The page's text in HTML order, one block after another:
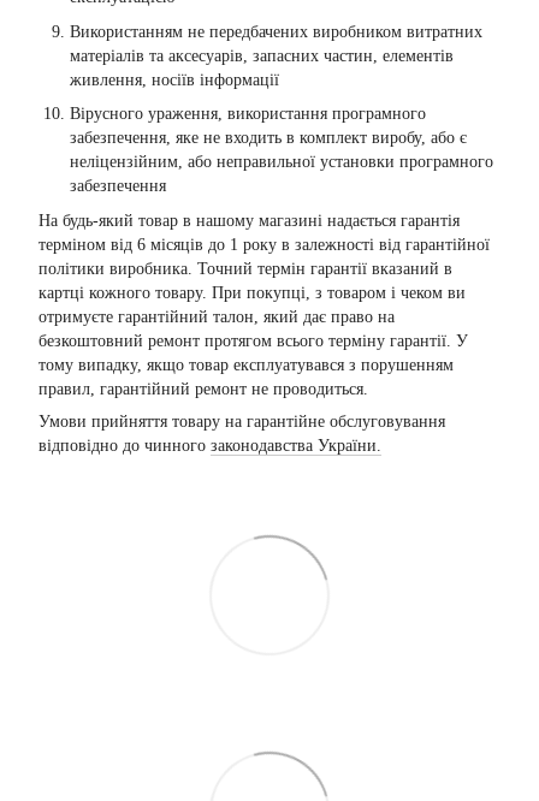
Використанням не передбачених виробником витратних
матеріалів та аксесуарів, запасних частин, елементів
живлення, носіїв інформації
Вірусного ураження, використання програмного
забезпечення, яке не входить в комплект виробу, або є
неліцензійним, або неправильної установки програмного
забезпечення
На будь-який товар в нашому магазині надається гарантія
терміном від 6 місяців до 1 року в залежності від гарантійної
політики виробника. Точний термін гарантії вказаний в
картці кожного товару. При покупці, з товаром і чеком ви
отримуєте гарантійний талон, який дає право на
безкоштовний ремонт протягом всього терміну гарантії. У
тому випадку, якщо товар експлуатувався з порушенням
правил, гарантійний ремонт не проводиться.
Умови прийняття товару на гарантійне обслуговування
відповідно до чинного законодавства України.